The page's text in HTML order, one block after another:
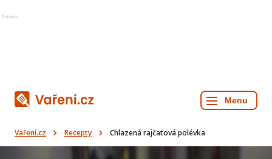
Reklama
Vaření.cz Recepty Chlazená rajčatová polévka